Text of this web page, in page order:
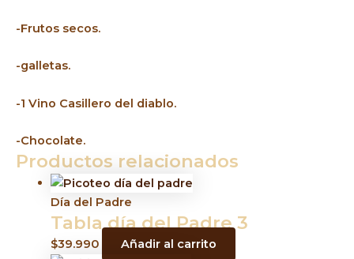
-Frutos secos.
-galletas.
-1 Vino Casillero del diablo.
-Chocolate.
Productos relacionados
Día del Padre
Tabla día del Padre 3
$39.990 Añadir al carrito